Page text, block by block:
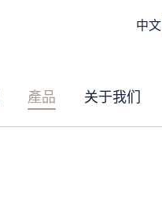
中文
產品 关于我们